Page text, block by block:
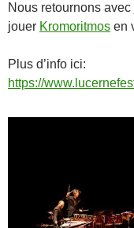
Nous retournons
jouer Kromoritmos en
Plus d’info ici:
https://